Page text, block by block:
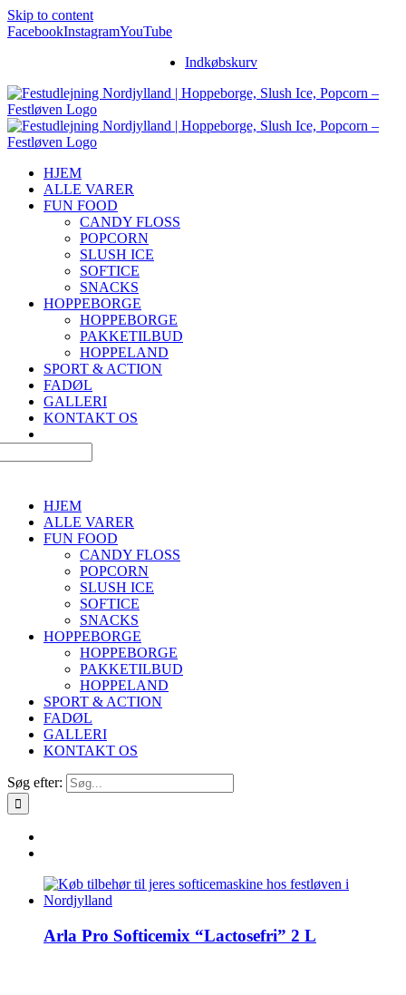
Skip to content
FacebookInstagramYouTube
Indkøbskurv
HJEM
ALLE VARER
FUN FOOD
CANDY FLOSS
POPCORN
SLUSH ICE
SOFTICE
SNACKS
HOPPEBORGE
HOPPEBORGE
PAKKETILBUD
HOPPELAND
SPORT & ACTION
FADØL
GALLERI
KONTAKT OS
HJEM
ALLE VARER
FUN FOOD
CANDY FLOSS
POPCORN
SLUSH ICE
SOFTICE
SNACKS
HOPPEBORGE
HOPPEBORGE
PAKKETILBUD
HOPPELAND
SPORT & ACTION
FADØL
GALLERI
KONTAKT OS
Søg efter:
Arla Pro Softicemix “Lactosefri” 2 L